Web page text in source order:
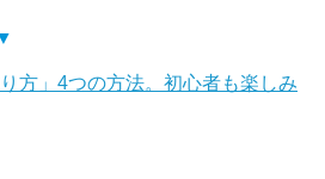
方」4つの方法。初心者も楽しみ